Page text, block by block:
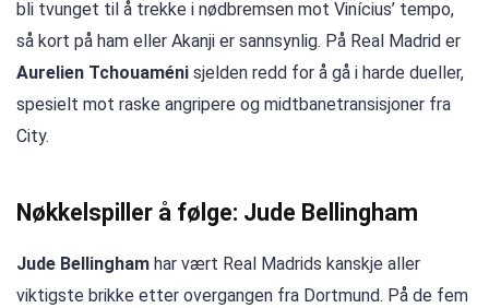
bli tvunget til å trekke i nødbremsen mot Vinícius’ tempo,
så kort på ham eller Akanji er sannsynlig. På Real Madrid er
Aurelien Tchouaméni sjelden redd for å gå i harde dueller,
spesielt mot raske angripere og midtbanetransisjoner fra
City.
Nøkkelspiller å følge: Jude Bellingham
Jude Bellingham har vært Real Madrids kanskje aller
viktigste brikke etter overgangen fra Dortmund. På de fem